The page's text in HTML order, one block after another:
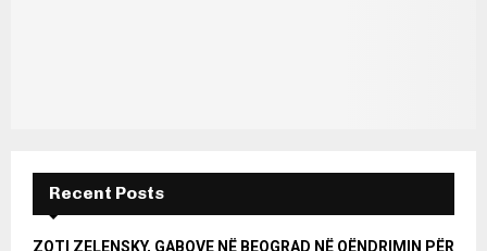
Recent Posts
ZOTI ZELENSKY, GABOVE NË BEOGRAD NË QËNDRIMIN PËR